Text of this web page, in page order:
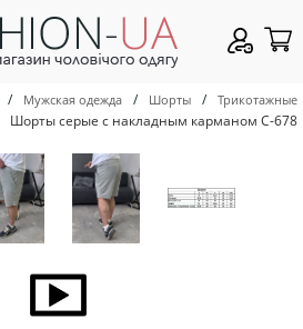
/ Мужская одежда / Шорты / Трикотажные
Шорты серые с накладным карманом С-678